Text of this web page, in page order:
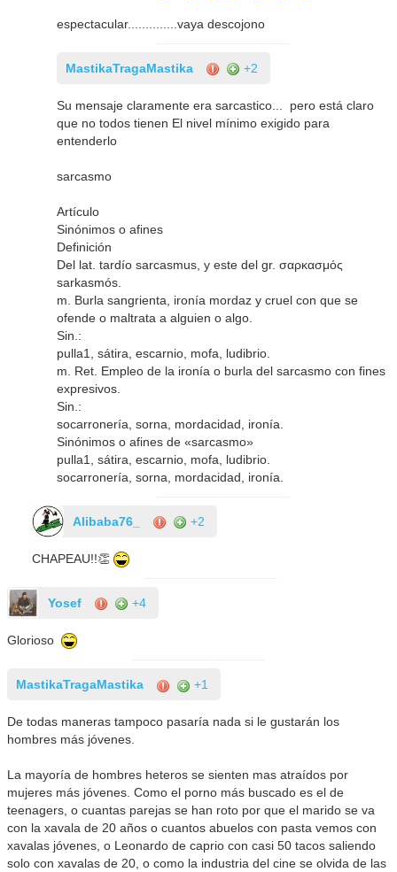
espectacular..............vaya descojono
MastikaTragaMastika +2
Su mensaje claramente era sarcastico... pero está claro
que no todos tienen El nivel mínimo exigido para
entenderlo
sarcasmo
Artículo
Sinónimos o afines
Definición
Del lat. tardío sarcasmus, y este del gr. σαρκασμός
sarkasmós.
m. Burla sangrienta, ironía mordaz y cruel con que se
ofende o maltrata a alguien o algo.
Sin.:
pulla1, sátira, escarnio, mofa, ludibrio.
m. Ret. Empleo de la ironía o burla del sarcasmo con fines
expresivos.
Sin.:
socarronería, sorna, mordacidad, ironía.
Sinónimos o afines de «sarcasmo»
pulla1, sátira, escarnio, mofa, ludibrio.
socarronería, sorna, mordacidad, ironía.
Alibaba76_ +2
CHAPEAU!!👏
Yosef +4
Glorioso
MastikaTragaMastika +1
De todas maneras tampoco pasaría nada si le gustarán los
hombres más jóvenes.
La mayoría de hombres heteros se sienten mas atraídos por
mujeres más jóvenes. Como el porno más buscado es el de
teenagers, o cuantas parejas se han roto por que el marido se va
con la xavala de 20 años o cuantos abuelos con pasta vemos con
xavalas jóvenes, o Leonardo de caprio con casi 50 tacos saliendo
solo con xavalas de 20, o como la industria del cine se olvida de las